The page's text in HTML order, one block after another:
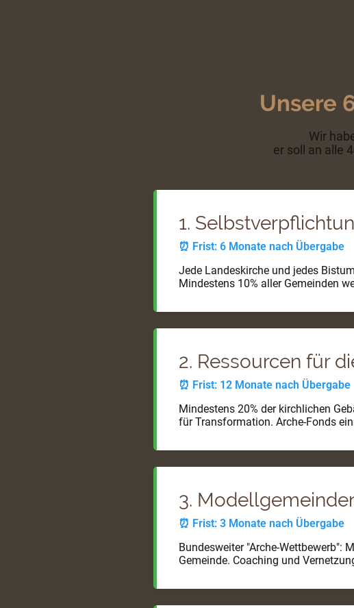
Unsere
Wir
er soll an alle
1.
⏰ Frist: 6 Monate nach Übergabe
Jede Landeskirche und jedes
Mindestens 10% aller Gemeinden
2. Ressourcen für
⏰ Frist: 12 Monate nach Übergabe
Mindestens 20% der kirchlichen
für Transformation. Arche-Fonds
3.
⏰ Frist: 3 Monate nach Übergabe
Bundesweiter "Arche-Wettbewerb":
Gemeinde. Coaching und